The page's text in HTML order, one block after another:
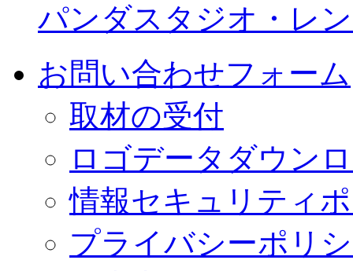
パンダスタジオ・レ
お問い合わせフォーム
取材の受付
ロゴデータダウン
情報セキュリティ
プライバシーポリ